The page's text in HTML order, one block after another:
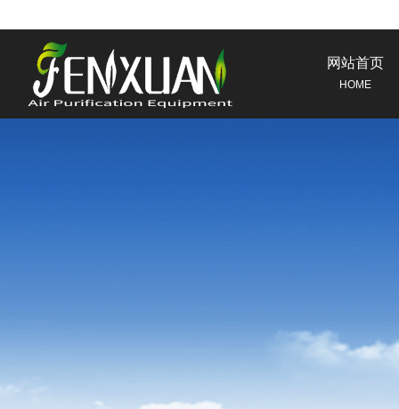
网站首页
HOME